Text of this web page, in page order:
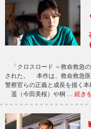
「クロスロード ～救命救急
された。 本作は、救命救急医
警察官らの正義と成長を描く
遥（今田美桜）や桐 … 続き